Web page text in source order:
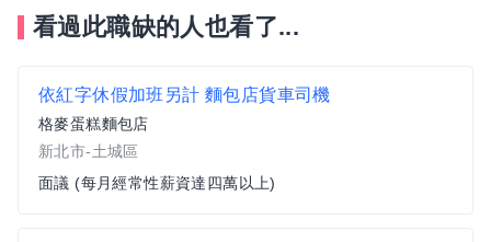
看過此職缺的人也看了...
依紅字休假加班另計 麵包店貨車司機
格麥蛋糕麵包店
新北市-土城區
面議 (每月經常性薪資達四萬以上)